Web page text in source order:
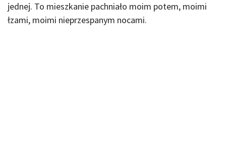
jednej. To mieszkanie pachniało moim potem, moimi
łzami, moimi nieprzespanym nocami.